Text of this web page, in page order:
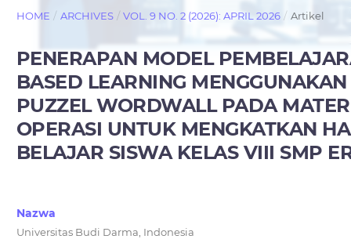
HOME / ARCHIVES / VOL. 9 NO. 2 (2026): APRIL 2026 / Artikel
PENERAPAN MODEL
BASED LEARNING
PUZZEL WORDWALL PADA
OPERASI UNTUK MENGKATKAN
BELAJAR SISWA KELAS VIII SMP
Nazwa
Universitas Budi Darma, Indonesia